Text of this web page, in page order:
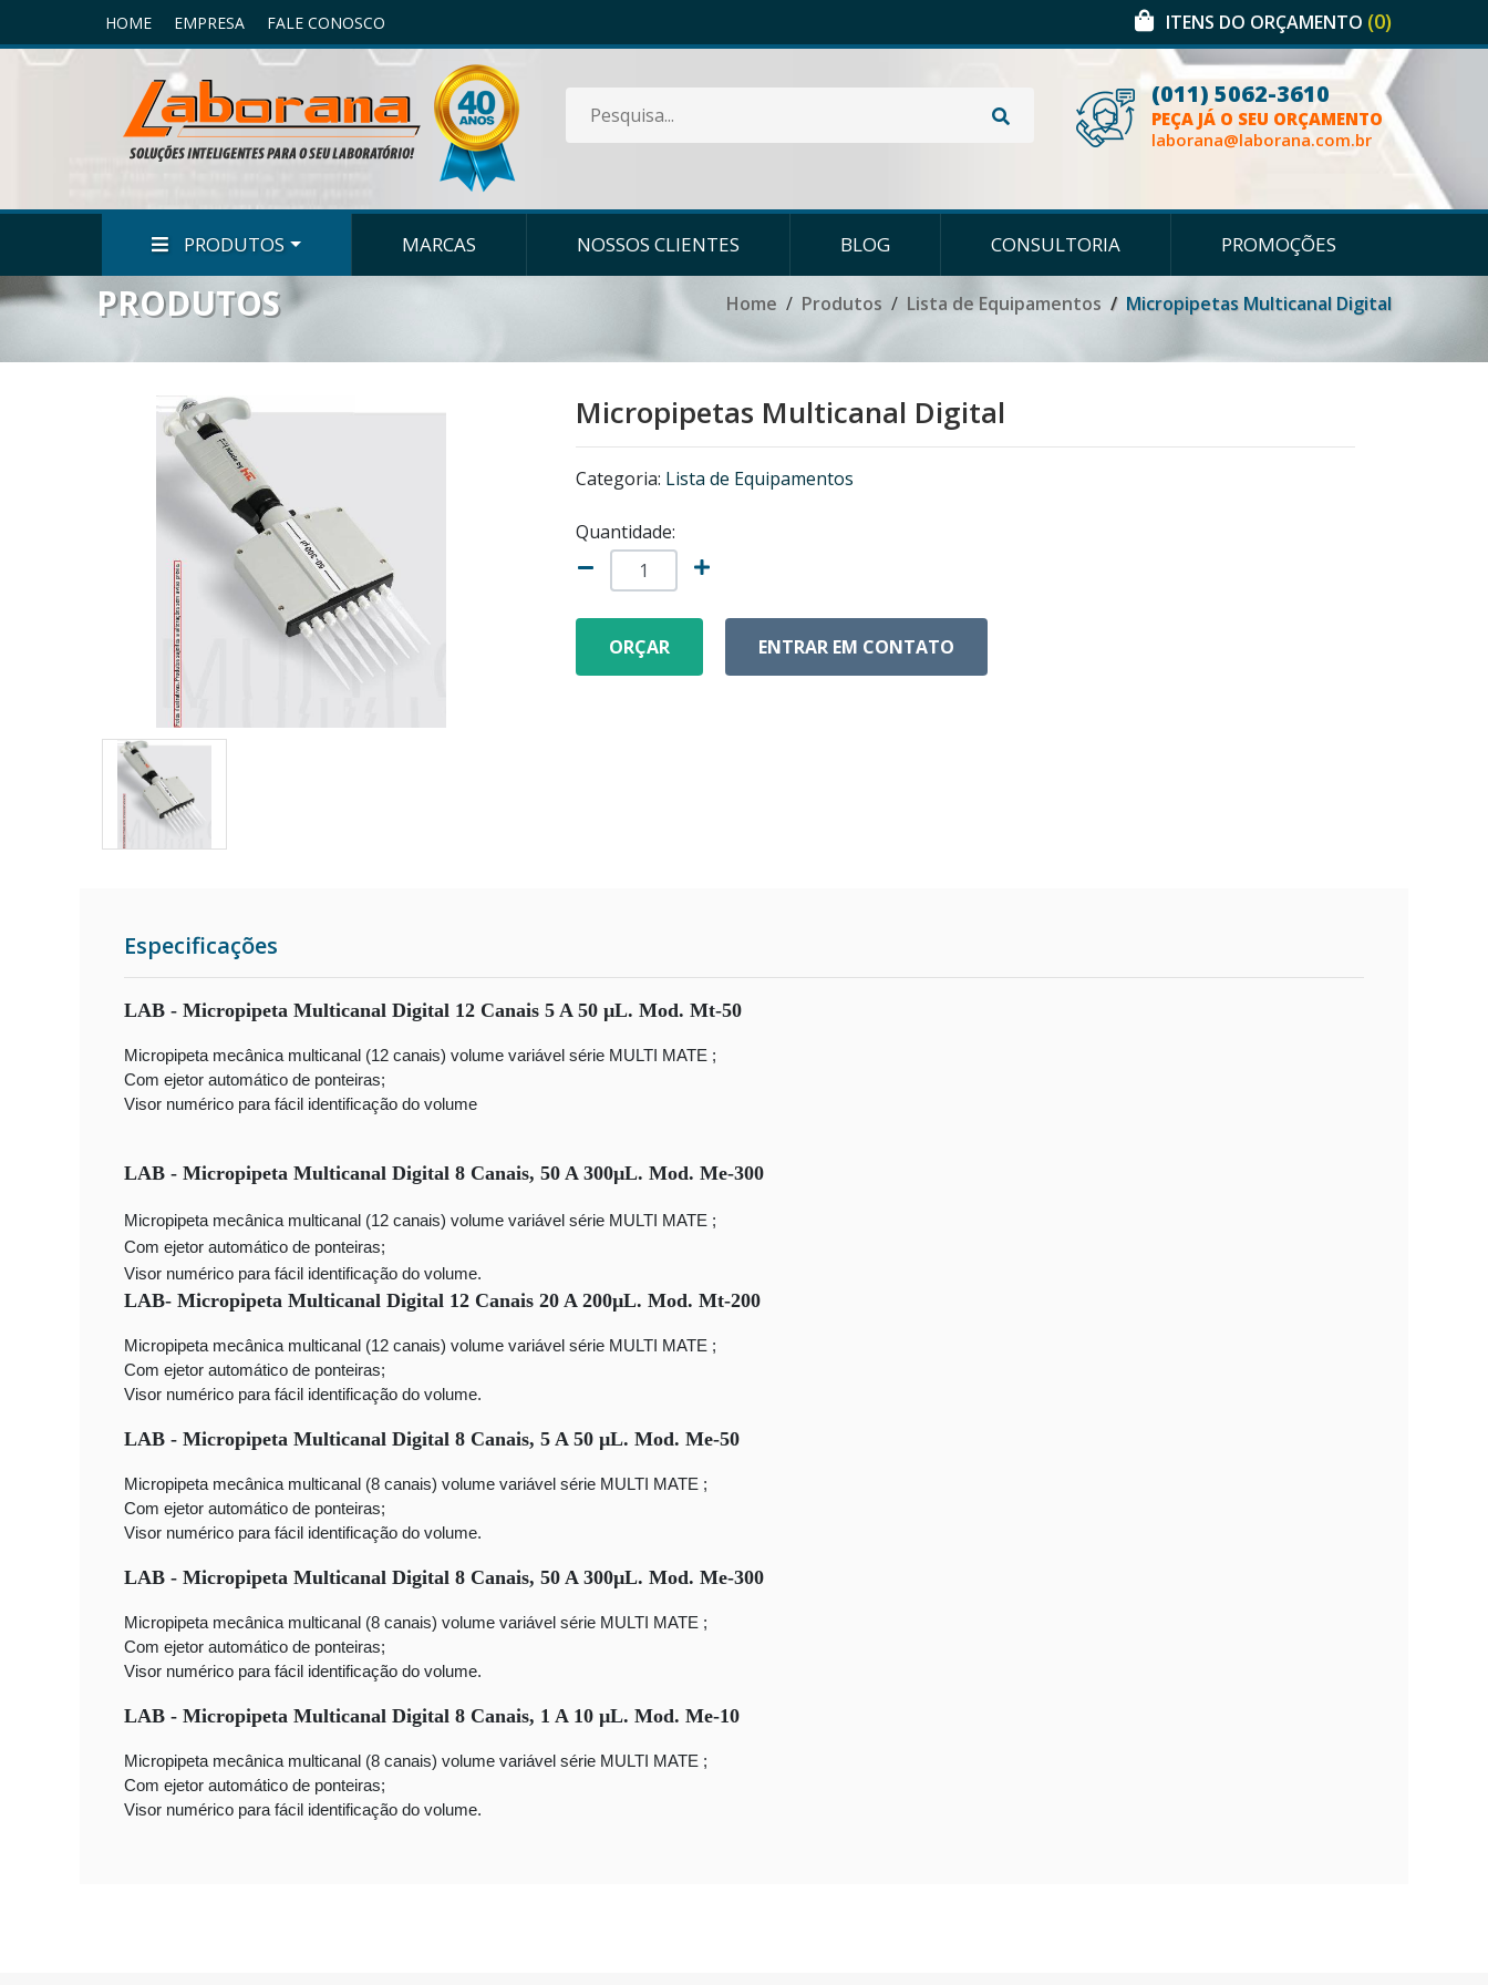
HOME EMPRESA FALE CONOSCO ITENS DO ORÇAMENTO (0)
(011) 5062-3610
PEÇA JÁ O SEU ORÇAMENTO
laborana@laborana.com.br
PRODUTOS MARCAS NOSSOS CLIENTES BLOG CONSULTORIA PROMOÇÕES
PRODUTOS Home Produtos Lista de Equipamentos Micropipetas Multicanal Digital
Micropipetas Multicanal Digital
Categoria: Lista de Equipamentos
Quantidade:
ORÇAR ENTRAR EM CONTATO
Especificações
LAB - Micropipeta Multicanal Digital 12 Canais 5 A 50 µL. Mod. Mt-50
Micropipeta mecânica multicanal (12 canais) volume variável série MULTI MATE ;
Com ejetor automático de ponteiras;
Visor numérico para fácil identificação do volume
LAB - Micropipeta Multicanal Digital 8 Canais, 50 A 300µL. Mod. Me-300
Micropipeta mecânica multicanal (12 canais) volume variável série MULTI MATE ;
Com ejetor automático de ponteiras;
Visor numérico para fácil identificação do volume.
LAB- Micropipeta Multicanal Digital 12 Canais 20 A 200µL. Mod. Mt-200
Micropipeta mecânica multicanal (12 canais) volume variável série MULTI MATE ;
Com ejetor automático de ponteiras;
Visor numérico para fácil identificação do volume.
LAB - Micropipeta Multicanal Digital 8 Canais, 5 A 50 µL. Mod. Me-50
Micropipeta mecânica multicanal (8 canais) volume variável série MULTI MATE ;
Com ejetor automático de ponteiras;
Visor numérico para fácil identificação do volume.
LAB - Micropipeta Multicanal Digital 8 Canais, 50 A 300µL. Mod. Me-300
Micropipeta mecânica multicanal (8 canais) volume variável série MULTI MATE ;
Com ejetor automático de ponteiras;
Visor numérico para fácil identificação do volume.
LAB - Micropipeta Multicanal Digital 8 Canais, 1 A 10 µL. Mod. Me-10
Micropipeta mecânica multicanal (8 canais) volume variável série MULTI MATE ;
Com ejetor automático de ponteiras;
Visor numérico para fácil identificação do volume.